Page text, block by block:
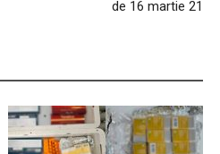
de 16 martie 21